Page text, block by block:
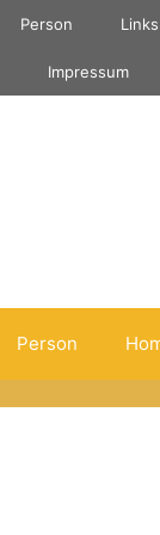
Person
Impressum
Person